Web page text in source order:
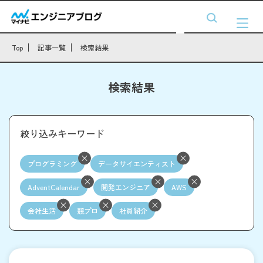
Top 記事一覧 検索結果
検索結果
絞り込みキーワード
プログラミング データサイエンティスト
AdventCalendar 開発エンジニア AWS
会社生活 競プロ 社員紹介